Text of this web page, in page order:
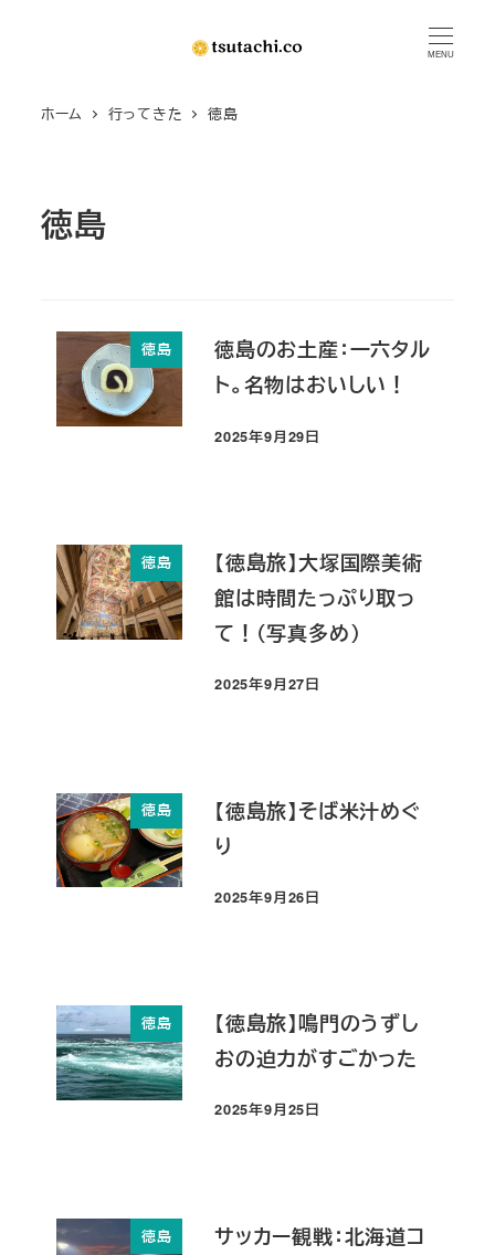
MENU
ホーム 行ってきた 徳島
徳島
徳島
徳島のお土産：一六タル
ト。名物はおいしい！
投稿日
2025年9月29日
徳島
【徳島旅】大塚国際美術
館は時間たっぷり取っ
て！（写真多め）
投稿日
2025年9月27日
徳島
【徳島旅】そば米汁めぐ
り
投稿日
2025年9月26日
徳島
【徳島旅】鳴門のうずし
おの迫力がすごかった
投稿日
2025年9月25日
徳島
サッカー観戦：北海道コ